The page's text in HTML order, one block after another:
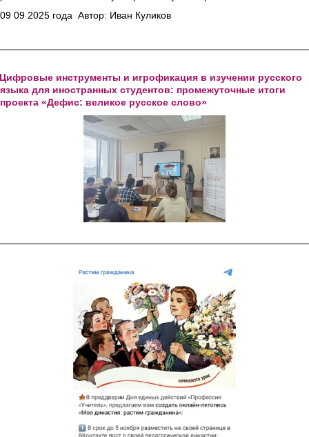
09 09 2025 года  Автор: Иван Куликов
Цифровые инструменты и игрофикация в изучении русского
языка для иностранных студентов: промежуточные итоги
проекта «Дефис: великое русское слово»